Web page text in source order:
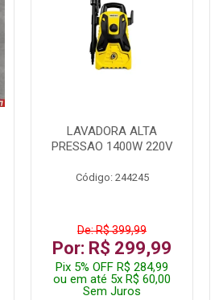
LAVADORA ALTA
PRESSAO 1400W 220V
Código: 244245
De: R$ 399,99
Por: R$ 299,99
Pix 5% OFF R$ 284,99
ou em até 5x R$ 60,00
Sem Juros